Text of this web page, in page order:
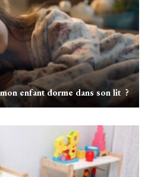
enfant dorme dans son lit ?